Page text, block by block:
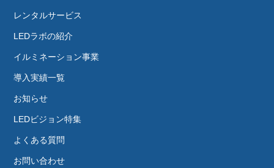
レンタルサービス
LEDラボの紹介
イルミネーション事業
導入実績一覧
お知らせ
LEDビジョン特集
よくある質問
お問い合わせ